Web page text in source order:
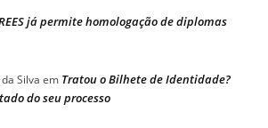
já permite homologação de diplomas
Silva em Tratou o Bilhete de Identidade?
do seu processo